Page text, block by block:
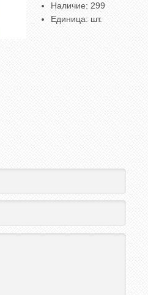
Наличие: 299
Единица: шт.